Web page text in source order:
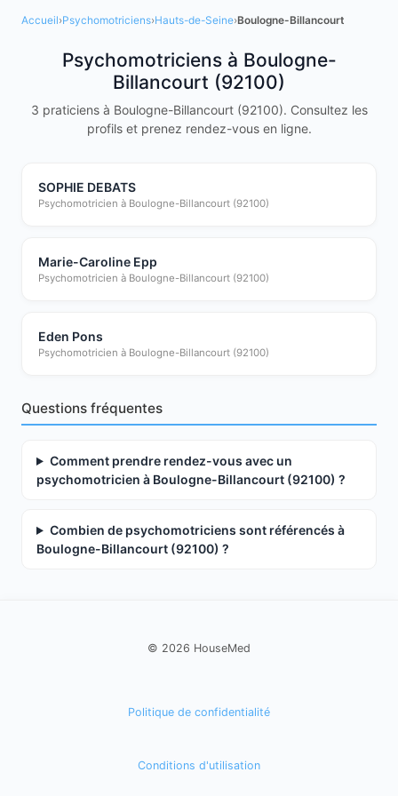
Accueil›Psychomotriciens›Hauts-de-Seine›Boulogne-Billancourt
Psychomotriciens à Boulogne-
Billancourt (92100)
3 praticiens à Boulogne-Billancourt (92100). Consultez les
profils et prenez rendez-vous en ligne.
SOPHIE DEBATS
Psychomotricien à Boulogne-Billancourt (92100)
Marie-Caroline Epp
Psychomotricien à Boulogne-Billancourt (92100)
Eden Pons
Psychomotricien à Boulogne-Billancourt (92100)
Questions fréquentes
Comment prendre rendez-vous avec un
psychomotricien à Boulogne-Billancourt (92100) ?
Combien de psychomotriciens sont référencés à
Boulogne-Billancourt (92100) ?
© 2026 HouseMed
Politique de confidentialité
Conditions d'utilisation